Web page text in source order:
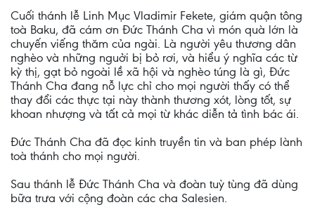
Cuối thánh lễ Linh Mục Vladimir Fekete, giám quận tông
toà Baku, đã cám ơn Đức Thánh Cha vì món quà lớn là
chuyến viếng thăm của ngài. Là người yêu thương dân
nghèo và những nguởi bị bỏ rơi, và hiểu ý nghĩa các từ
kỳ thị, gạt bỏ ngoài lề xã hội và nghèo túng là gì, Đức
Thánh Cha đang nỗ lực chỉ cho mọi người thấy có thể
thay đổi các thực tại này thành thương xót, lòng tốt, sự
khoan nhượng và tất cả mọi từ khác diễn tả tình bác ái.
Đức Thánh Cha đã đọc kinh truyền tin và ban phép lành
toà thánh cho mọi người.
Sau thánh lễ Đức Thánh Cha và đoàn tuỳ tùng đã dùng
bữa trưa với cộng đoàn các cha Salesien.